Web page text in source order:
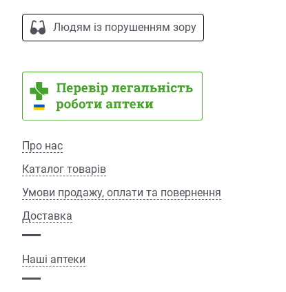
Людям із порушенням зору
Про нас
Каталог товарів
Умови продажу, оплати та повернення
Доставка
Наші аптеки